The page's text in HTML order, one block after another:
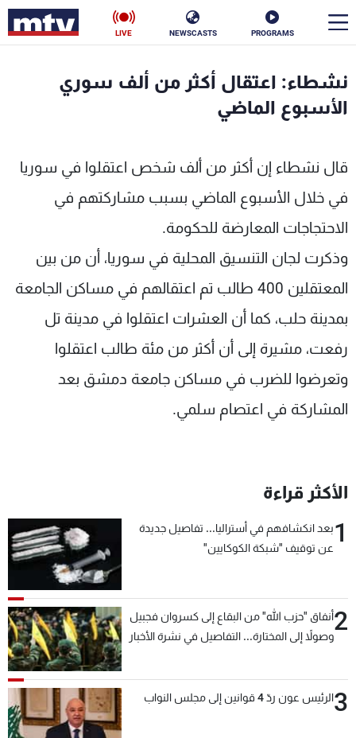
PROGRAMS
NEWSCASTS
LIVE
نشطاء: اعتقال أكثر من ألف سوري
الأسبوع الماضي
قال نشطاء إن أكثر من ألف شخص اعتقلوا في سوريا
في خلال الأسبوع الماضي بسبب مشاركتهم في
الاحتجاجات المعارضة للحكومة.
وذكرت لجان التنسيق المحلية في سوريا، أن من بين
المعتقلين 400 طالب تم اعتقالهم في مساكن الجامعة
بمدينة حلب، كما أن العشرات اعتقلوا في مدينة تل
رفعت، مشيرة إلى أن أكثر من مئة طالب اعتقلوا
وتعرضوا للضرب في مساكن جامعة دمشق بعد
المشاركة في اعتصام سلمي.
الأكثر قراءة
1بعد انكشافهم في أستراليا... تفاصيل جديدة
عن توقيف "شبكة الكوكايين"
2أنفاق "حزب الله" من البقاع إلى كسروان فجبيل
وصولاً إلى المختارة... التفاصيل في نشرة الأخبار
3الرئيس عون ردّ 4 قوانين إلى مجلس النواب
الأخبار
منوعات
كأس العالم
البرامج
جدول البرامج
شاهد البرامج